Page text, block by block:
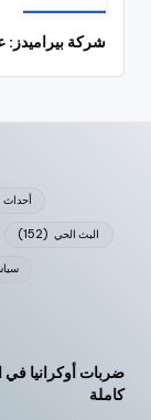
شركة بيراميدز:
أحداث
البث الحي (152)
ضربات أوكرانيا
كاملة